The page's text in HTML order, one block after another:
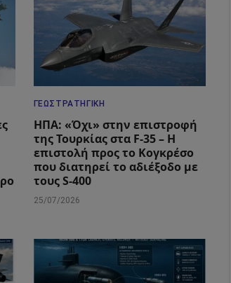
ΓΕΩΣΤΡΑΤΗΓΙΚΉ
ΗΠΑ: «Όχι» στην επιστροφή
της Τουρκίας στα F-35 – Η
επιστολή προς το Κογκρέσο
που διατηρεί το αδιέξοδο με
τους S-400
25/07/2026